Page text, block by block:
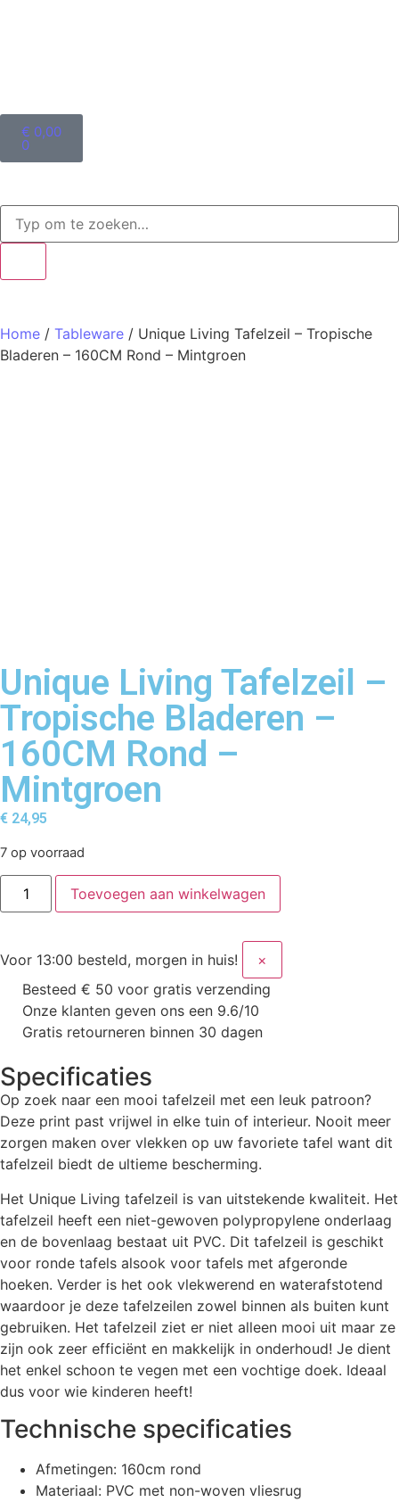
€ 0,00
0
Home / Tableware / Unique Living Tafelzeil – Tropische
Bladeren – 160CM Rond – Mintgroen
Unique Living Tafelzeil –
Tropische Bladeren –
160CM Rond –
Mintgroen
€ 24,95
7 op voorraad
Toevoegen aan winkelwagen
Voor 13:00 besteld, morgen in huis!
×
Besteed € 50 voor gratis verzending
Onze klanten geven ons een 9.6/10
Gratis retourneren binnen 30 dagen
Specificaties
Op zoek naar een mooi tafelzeil met een leuk patroon?
Deze print past vrijwel in elke tuin of interieur. Nooit meer
zorgen maken over vlekken op uw favoriete tafel want dit
tafelzeil biedt de ultieme bescherming.
Het Unique Living tafelzeil is van uitstekende kwaliteit. Het
tafelzeil heeft een niet-gewoven polypropylene onderlaag
en de bovenlaag bestaat uit PVC. Dit tafelzeil is geschikt
voor ronde tafels alsook voor tafels met afgeronde
hoeken. Verder is het ook vlekwerend en waterafstotend
waardoor je deze tafelzeilen zowel binnen als buiten kunt
gebruiken. Het tafelzeil ziet er niet alleen mooi uit maar ze
zijn ook zeer efficiënt en makkelijk in onderhoud! Je dient
het enkel schoon te vegen met een vochtige doek. Ideaal
dus voor wie kinderen heeft!
Technische specificaties
Afmetingen: 160cm rond
Materiaal: PVC met non-woven vliesrug